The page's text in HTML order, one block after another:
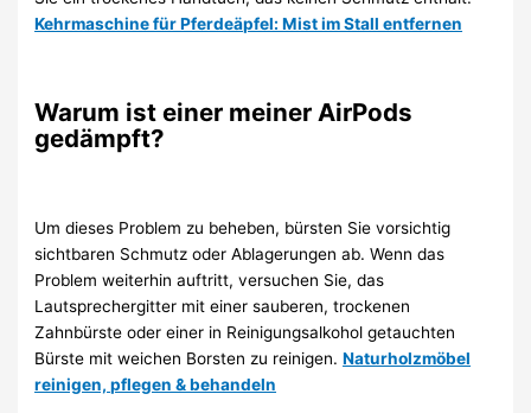
Kehrmaschine für Pferdeäpfel: Mist im Stall entfernen
Warum ist einer meiner AirPods
gedämpft?
Um dieses Problem zu beheben, bürsten Sie vorsichtig
sichtbaren Schmutz oder Ablagerungen ab. Wenn das
Problem weiterhin auftritt, versuchen Sie, das
Lautsprechergitter mit einer sauberen, trockenen
Zahnbürste oder einer in Reinigungsalkohol getauchten
Bürste mit weichen Borsten zu reinigen.Naturholzmöbel
reinigen, pflegen & behandeln